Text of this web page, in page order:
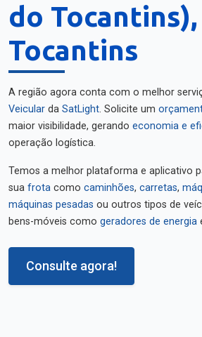
do Tocantins),
Tocantins
A região agora conta com o melhor
Veicular da SatLight. Solicite um
maior visibilidade, gerando economia e
operação logística.
Temos a melhor plataforma e aplicativo
sua frota como caminhões, carretas,
máquinas pesadas ou outros tipos de
bens-móveis como geradores de energia
Consulte agora!